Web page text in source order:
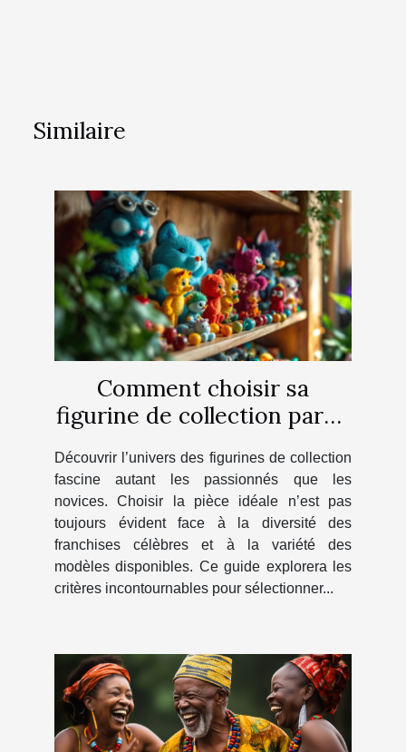
Similaire
Comment choisir sa
figurine de collection parmi
Découvrir l’univers des figurines de collection
fascine autant les passionnés que les
novices. Choisir la pièce idéale n’est pas
toujours évident face à la diversité des
franchises célèbres et à la variété des
modèles disponibles. Ce guide explorera les
critères incontournables pour sélectionner...